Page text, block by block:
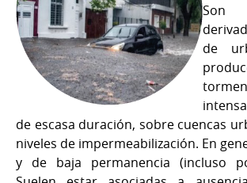
de
de escasa duración, sobre cuencas
niveles de impermeabilización. En
y de baja permanencia (incluso